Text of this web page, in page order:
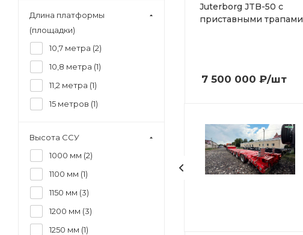
Juterborg JTB-50 с
приставными трапами
7 500 000 ₽/шт
Длина платформы
(площадки)
10,7 метра (2)
10,8 метра (1)
11,2 метра (1)
15 метров (1)
Высота ССУ
1000 мм (2)
1100 мм (1)
1150 мм (3)
1200 мм (3)
1250 мм (1)